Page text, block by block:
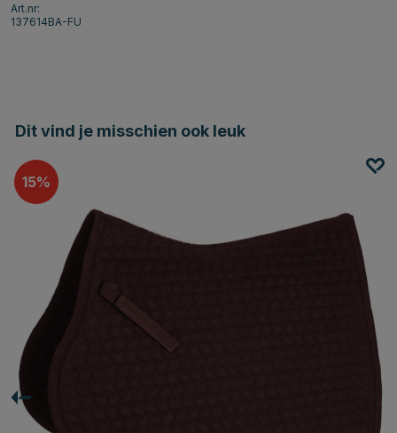
Art.nr:
137614BA-FU
Dit vind je misschien ook leuk
15